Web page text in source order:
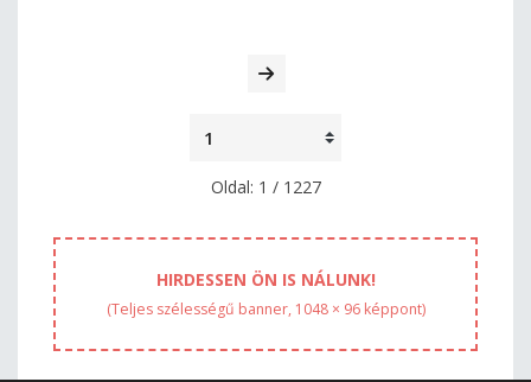
Oldal: 1 / 1227
HIRDESSEN ÖN IS NÁLUNK!
(Teljes szélességű banner, 1048 × 96 képpont)